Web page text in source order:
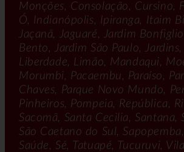
Monções, Consolação, Cursino,
Ó, Indianópolis, Ipiranga, Itaim
Jaçanã, Jaguaré, Jardim
Bento, Jardim São Paulo, Jardins,
Liberdade, Limão, Mandaqui,
Morumbi, Pacaembu, Paraíso,
Chaves, Parque Novo Mundo,
Pinheiros, Pompeia, República,
Sacomã, Santa Cecilia, Santana,
São Caetano do Sul,
Saúde, Sé, Tatuapé, Tucuruvi,